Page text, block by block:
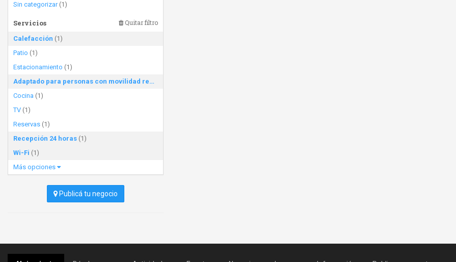
Sin categorizar(1)
Servicios Quitar filtro
Calefacción (1)
Patio (1)
Estacionamiento (1)
Adaptado para personas con movilidad reducida
Cocina (1)
TV (1)
Reservas (1)
Recepción 24 horas (1)
Wi-Fi (1)
Más opciones
Publicá tu negocio